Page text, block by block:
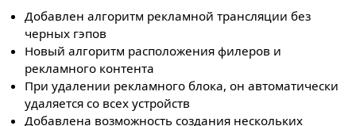
Добавлен алгоритм рекламной трансляции без
черных гэпов
Новый алгоритм расположения филеров и
рекламного контента
При удалении рекламного блока, он автоматически
удаляется со всех устройств
Добавлена возможность создания нескольких